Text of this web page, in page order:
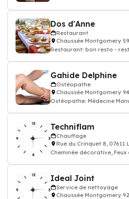
Dos d'Anne
Restaurant
Chaussée Montgomery
Restaurant: bon resto -
Gahide Delphine
Ostéopathe
Chaussée Montgomery
Ostéopathe: Médecine
Techniflam
Chauffage
Rue du Crinquet 8, 07611
Cheminée décorative, Feux
Ideal Joint
Service de nettoyage
Chaussée Montgomery 92